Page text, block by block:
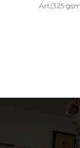
Art(325